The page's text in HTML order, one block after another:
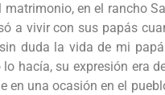
en el rancho
a vivir con sus papás
duda la vida de mi
hacía, su expresión era
en una ocasión en el